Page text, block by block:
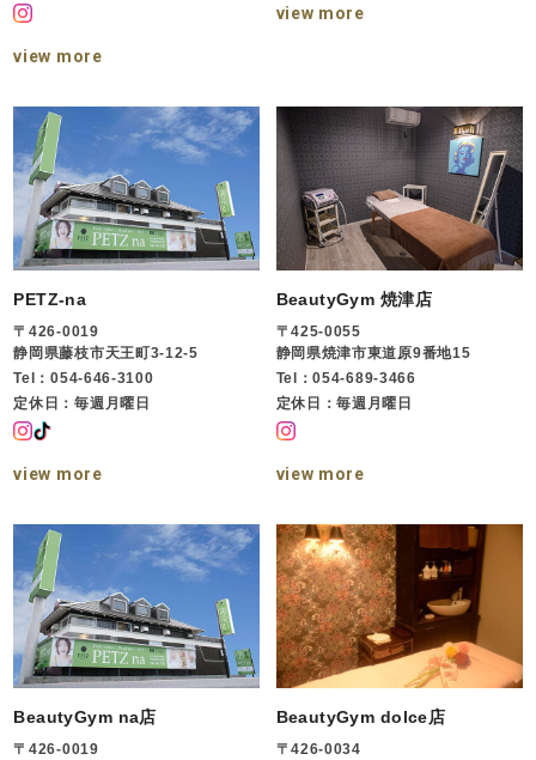
view more
view more
PETZ-na
〒426-0019
静岡県藤枝市天王町3-12-5
Tel：054-646-3100
定休日：毎週月曜日
view more
BeautyGym 焼津店
〒425-0055
静岡県焼津市東道原9番地15
Tel：054-689-3466
定休日：毎週月曜日
view more
BeautyGym na店
〒426-0019
BeautyGym dolce店
〒426-0034